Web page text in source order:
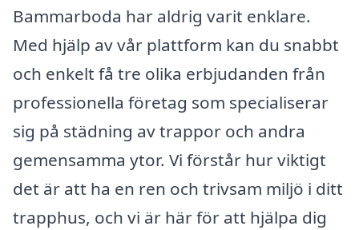
Bammarboda har aldrig varit enklare.
Med hjälp av vår plattform kan du snabbt
och enkelt få tre olika erbjudanden från
professionella företag som specialiserar
sig på städning av trappor och andra
gemensamma ytor. Vi förstår hur viktigt
det är att ha en ren och trivsam miljö i ditt
trapphus, och vi är här för att hjälpa dig